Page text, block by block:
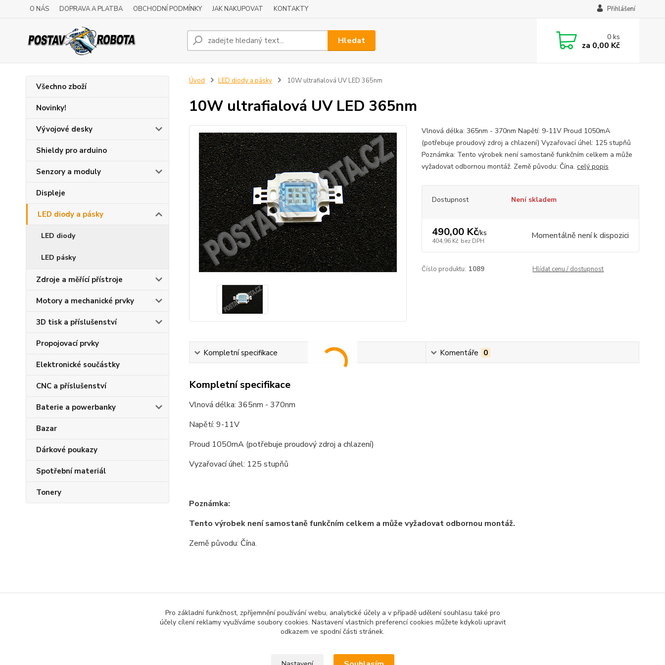
O NÁS DOPRAVA A PLATBA OBCHODNÍ PODMÍNKY JAK NAKUPOVAT KONTAKTY Přihlášení
Hledat 0ks
za 0,00 Kč
Všechno zboží
Novinky!
Vývojové desky
Shieldy pro arduino
Senzory a moduly
Displeje
LED diody a pásky
LED diody
LED pásky
Zdroje a měřící přístroje
Motory a mechanické prvky
3D tisk a příslušenství
Propojovací prvky
Elektronické součástky
CNC a příslušenství
Baterie a powerbanky
Bazar
Dárkové poukazy
Spotřební materiál
Tonery
Úvod LED diody a pásky 10W ultrafialová UV LED 365nm
10W ultrafialová UV LED 365nm
Vlnová délka: 365nm - 370nm Napětí: 9-11V Proud 1050mA
(potřebuje proudový zdroj a chlazení) Vyzařovací úhel: 125 stupňů
Poznámka: Tento výrobek není samostaně funkčním celkem a může
vyžadovat odbornou montáž. Země původu: Čína. celý popis
Dostupnost Není skladem
490,00 Kč/ks
404,96 Kč bez DPH Momentálně není k dispozici
Číslo produktu: 1089 Hlídat cenu / dostupnost
Kompletní specifikace Komentáře 0
Kompletní specifikace
Vlnová délka: 365nm - 370nm
Napětí: 9-11V
Proud 1050mA (potřebuje proudový zdroj a chlazení)
Vyzařovací úhel: 125 stupňů
Poznámka:
Tento výrobek není samostaně funkčním celkem a může vyžadovat odbornou montáž.
Země původu: Čína.
Zboží zařazeno v kategoriích
LED diody a pásky
Pro základní funkčnost, zpříjemnění používání webu, analytické účely a v případě udělení souhlasu také pro
účely cílení reklamy využíváme soubory cookies. Nastavení vlastních preferencí cookies můžete kdykoli upravit
odkazem ve spodní části stránek.